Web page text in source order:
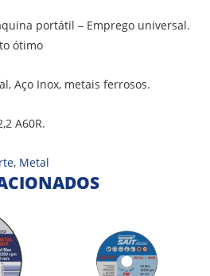
portátil – Emprego universal.
ótimo
Aço Inox, metais ferrosos.
A60R.
, Metal